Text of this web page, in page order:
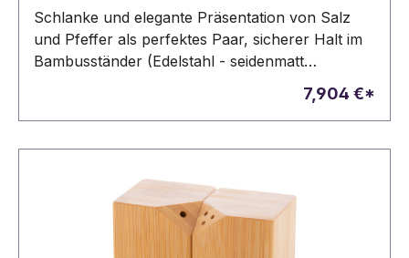
Schlanke und elegante Präsentation von Salz
und Pfeffer als perfektes Paar, sicherer Halt im
Bambusständer (Edelstahl - seidenmatt
7,904 €*